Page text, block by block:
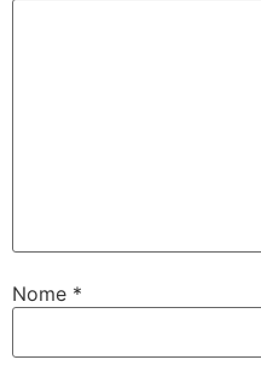
Nome *